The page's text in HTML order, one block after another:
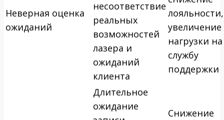
Неверная оценка
ожиданий
несоответствие
реальных
возможностей
лазера и
ожиданий
клиента
лояльности,
увеличение
нагрузки на
службу
поддержки
Длительное
ожидание
Снижение